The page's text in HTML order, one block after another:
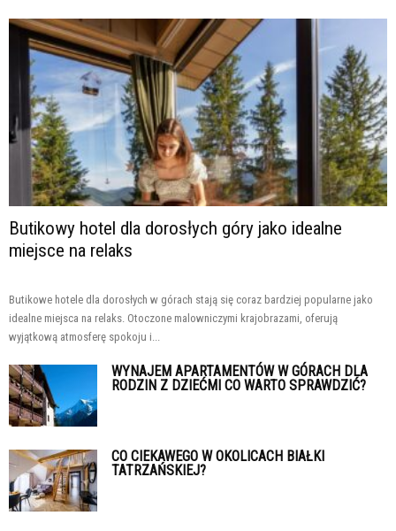
Butikowy hotel dla dorosłych góry jako idealne
miejsce na relaks
Butikowe hotele dla dorosłych w górach stają się coraz bardziej popularne jako
idealne miejsca na relaks. Otoczone malowniczymi krajobrazami, oferują
wyjątkową atmosferę spokoju i...
WYNAJEM APARTAMENTÓW W GÓRACH DLA
RODZIN Z DZIEĆMI CO WARTO SPRAWDZIĆ?
CO CIEKAWEGO W OKOLICACH BIAŁKI
TATRZAŃSKIEJ?